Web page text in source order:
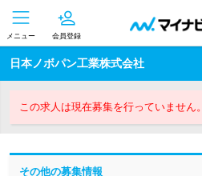
メニュー 会員登録
日本ノボパン工業株式会社
この求人は現在募集を行っていません。
その他の募集情報